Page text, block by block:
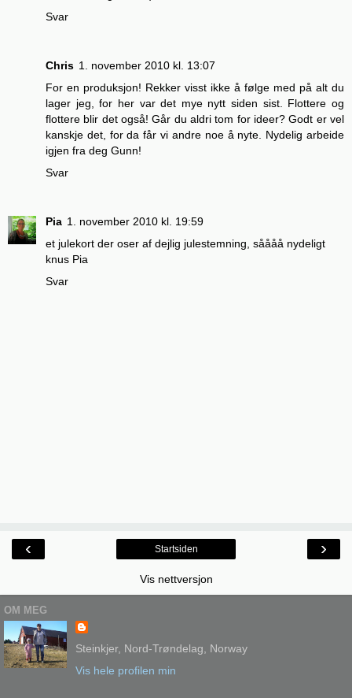
Svar
Chris 1. november 2010 kl. 13:07
For en produksjon! Rekker visst ikke å følge med på alt du
lager jeg, for her var det mye nytt siden sist. Flottere og
flottere blir det også! Går du aldri tom for ideer? Godt er vel
kanskje det, for da får vi andre noe å nyte. Nydelig arbeide
igjen fra deg Gunn!
Svar
Pia 1. november 2010 kl. 19:59
et julekort der oser af dejlig julestemning, såååå nydeligt
knus Pia
Svar
‹ ›
Startsiden
Vis nettversjon
OM MEG
Steinkjer, Nord-Trøndelag, Norway
Vis hele profilen min